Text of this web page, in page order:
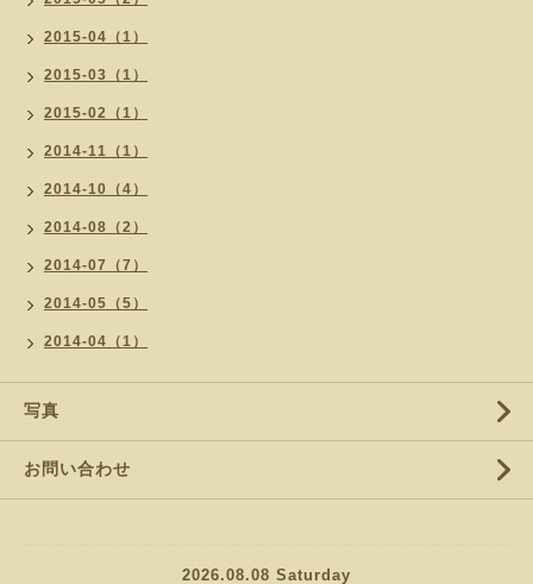
2015-04（1）
2015-03（1）
2015-02（1）
2014-11（1）
2014-10（4）
2014-08（2）
2014-07（7）
2014-05（5）
2014-04（1）
写真
お問い合わせ
2026.08.08 Saturday